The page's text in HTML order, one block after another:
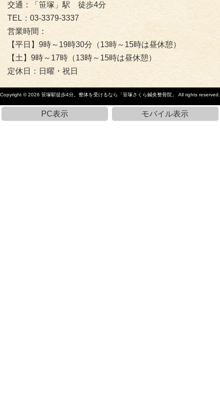
交通：「笹塚」駅 徒歩4分
TEL：03-3379-3337
営業時間：
【平日】9時～19時30分（13時～15時は昼休憩）
【土】9時～17時（13時～15時は昼休憩）
定休日：日曜・祝日
Copyright © 2026 笹塚駅徒歩4分。整体を受けるなら「笹塚さくら鍼灸整骨院」 All rights reserved.
PC表示 モバイル表示